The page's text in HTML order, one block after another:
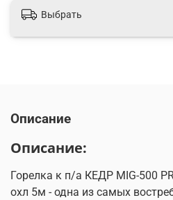
Выбрать
Описание
Описание:
Горелка к п/а КЕДР MIG-500
охл 5м - одна из самых